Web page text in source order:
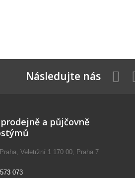
Následujte nás
a půjčovně
Veletržní 1 170 00, Praha 7
073